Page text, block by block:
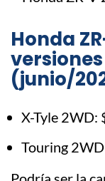
Honda
(junio/
X-Tyle 2WD:
Touring